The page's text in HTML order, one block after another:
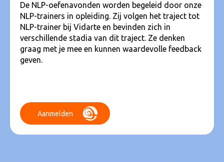
De NLP-oefenavonden worden begeleid door onze
NLP-trainers in opleiding. Zij volgen het traject tot
NLP-trainer bij Vidarte en bevinden zich in
verschillende stadia van dit traject. Ze denken
graag met je mee en kunnen waardevolle feedback
geven.
Aanmelden